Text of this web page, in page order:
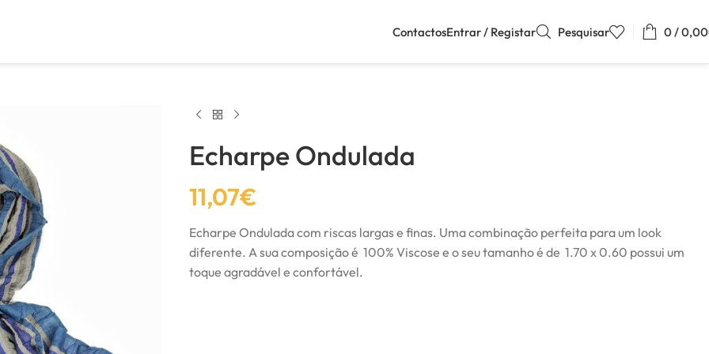
ContactosEntrar / Registar Pesquisar 0/0,00
Echarpe Ondulada
11,07€
Echarpe Ondulada com riscas largas e finas. Uma combinação perfeita para um look
diferente. A sua composição é 100% Viscose e o seu tamanho é de 1.70 x 0.60 possui um
toque agradável e confortável.